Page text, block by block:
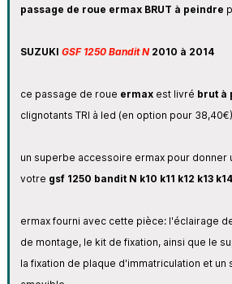
passage de roue ermax BRUT à peindre
SUZUKI GSF 1250 Bandit N2010 à 2014
ce passage de roue ermaxest livré brut à
clignotants TRI à led (en option pour 38,40€)
un superbe accessoire ermax pour donner
votre gsf 1250 bandit N k10 k11 k12 k13 k14
ermax fourni avec cette pièce: l'éclairage
de montage, le kit de fixation, ainsi que le
la fixation de plaque d'immatriculation et